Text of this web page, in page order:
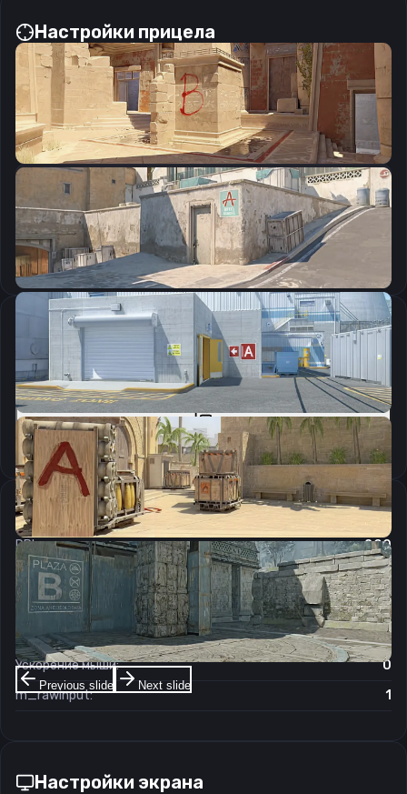
Настройки прицела
Previous slide Next slide
CSGO-pHSOK-iebDU-tuLH7-hUq3S-t2JzN
Скопировать
Параметры запуска
Скопировать
Настройки мыши
DPI:
800
Чувствительность мыши в игре:
1.2
Чувствительность мыши в зуме:
1
Чувствительность мыши в Windows:
6/11
Ускорение мыши:
0
m_rawinput:
1
Настройки экрана